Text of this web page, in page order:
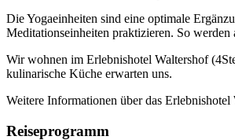
Die Yogaeinheiten sind eine optimale
Meditationseinheiten praktizieren. So
Wir wohnen im Erlebnishotel Waltershof
kulinarische Küche erwarten uns.
Weitere Informationen über das Erlebnishotel
Reiseprogramm